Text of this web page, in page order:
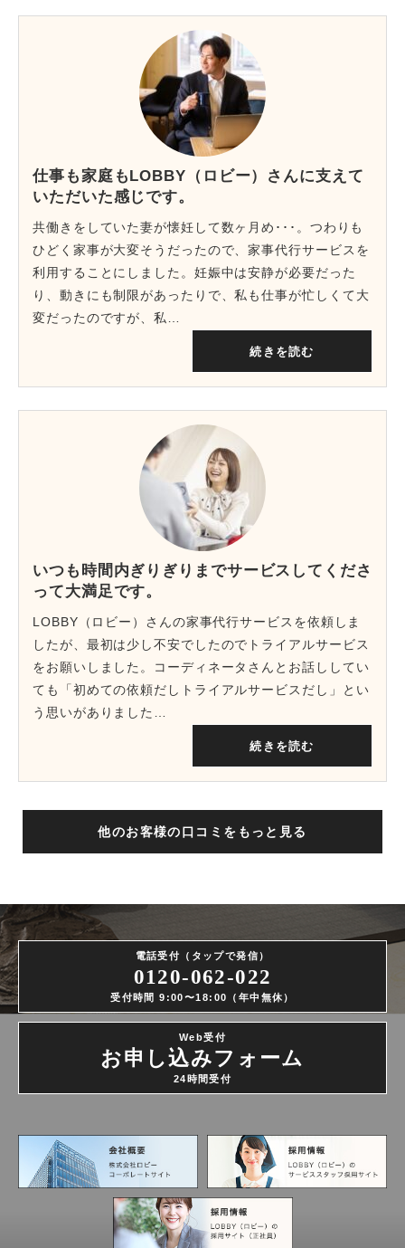
仕事も家庭もLOBBY（ロビー）さんに支えて
いただいた感じです。
共働きをしていた妻が懐妊して数ヶ月め･･･。つわりも
ひどく家事が大変そうだったので、家事代行サービスを
利用することにしました。妊娠中は安静が必要だった
り、動きにも制限があったりで、私も仕事が忙しくて大
変だったのですが、私…
続きを読む
いつも時間内ぎりぎりまでサービスしてくださ
って大満足です。
LOBBY（ロビー）さんの家事代行サービスを依頼しま
したが、最初は少し不安でしたのでトライアルサービス
をお願いしました。コーディネータさんとお話ししてい
ても「初めての依頼だしトライアルサービスだし」とい
う思いがありました…
続きを読む
他のお客様の口コミをもっと見る
電話受付（タップで発信）
0120-062-022
受付時間 9:00〜18:00（年中無休）
Web受付
お申し込みフォーム
24時間受付